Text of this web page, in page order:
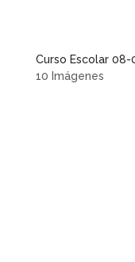
Curso Escolar 08-
10 Imágenes